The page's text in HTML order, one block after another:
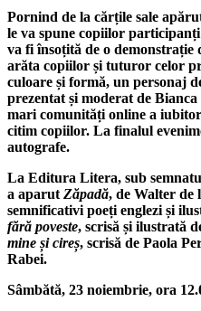
Pornind de la cărțile sale
le va spune copiilor participanți
va fi însoțită de o demonstrație
arăta copiilor și tuturor celor
culoare și formă, un personaj
prezentat și moderat de
mari comunități online a
citim copiilor. La finalul
autografe.
La Editura Litera, sub
a aparut Zăpadă, de Walter de
semnificativi poeți englezi și
fără poveste, scrisă și ilustrată
mine și cireș, scrisă de Paola
Rabei.
Sâmbătă, 23 noiembrie, ora